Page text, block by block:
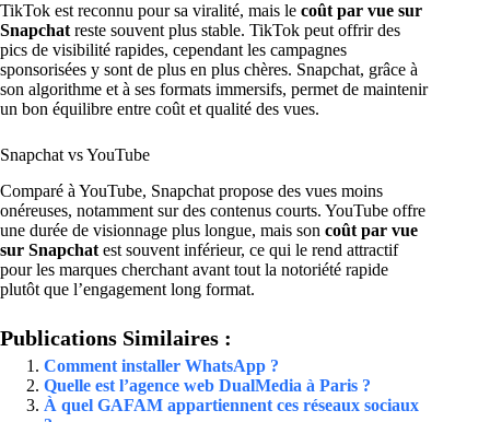
TikTok est reconnu pour sa viralité, mais le coût par vue sur
Snapchat reste souvent plus stable. TikTok peut offrir des
pics de visibilité rapides, cependant les campagnes
sponsorisées y sont de plus en plus chères. Snapchat, grâce à
son algorithme et à ses formats immersifs, permet de maintenir
un bon équilibre entre coût et qualité des vues.
Snapchat vs YouTube
Comparé à YouTube, Snapchat propose des vues moins
onéreuses, notamment sur des contenus courts. YouTube offre
une durée de visionnage plus longue, mais son coût par vue
sur Snapchat est souvent inférieur, ce qui le rend attractif
pour les marques cherchant avant tout la notoriété rapide
plutôt que l’engagement long format.
Publications Similaires :
Comment installer WhatsApp ?
Quelle est l’agence web DualMedia à Paris ?
À quel GAFAM appartiennent ces réseaux sociaux